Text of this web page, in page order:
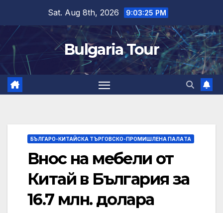
content
Sat. Aug 8th, 2026 9:03:27 PM
Bulgaria Tour
БЪЛГАРО-КИТАЙСКА ТЪРГОВСКО-ПРОМИШЛЕНА ПАЛAТА
Внос на мебели от
Китай в България за
16.7 млн. долара